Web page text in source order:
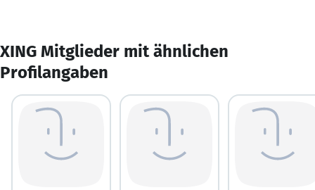
XING Mitglieder mit ähnlichen
Profilangaben